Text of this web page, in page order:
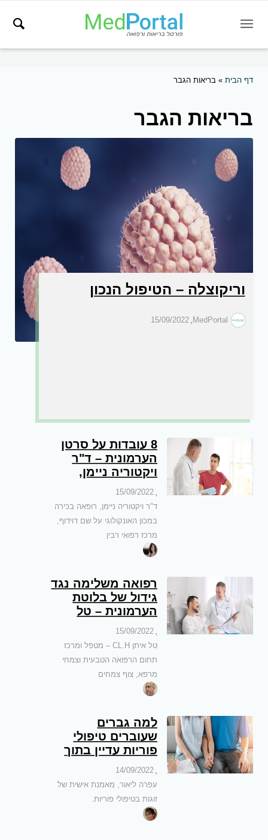
דף הבית» בריאות הגבר
בריאות הגבר
וריקוצלה – הטיפול הנכון
15/09/2022 , MedPortal
8 עובדות על סרטן
הערמונית – ד"ר
ויקטוריה ניימן,
רופאה בכירה במכון
האונקולוגי על שם
דוידוף, מרכז רפואי
רבין
15/09/2022 ,
ד"ר ויקטוריה ניימן, רופאה בכירה
במכון האונקולוגי על שם דוידוף,
מרכז רפואי רבין
רפואה משלימה נגד
גידול של בלוטת
הערמונית – טל
איתן – מטפל ומרכז
תחום הרפואה
הטבעית וצמחי
מרפא
15/09/2022 ,
טל איתן CL.H – מטפל ומרכז
תחום הרפואה הטבעית וצמחי
מרפא, צוף צמחים
למה גברים
שעוברים טיפולי
פוריות עדיין בתוך
הארון – עפרה
ליאור, מאמנת זוגות
בטיפולי פוריות
14/09/2022 ,
עפרה ליאור, מאמנת אישית של
זוגות בטיפולי פוריות.